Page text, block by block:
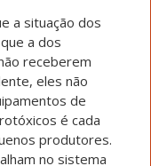
a situação dos
a dos
receberem
eles não
de
é cada
produtores.
no sistema